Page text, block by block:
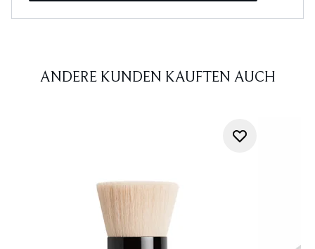
ANDERE KUNDEN KAUFTEN AUCH